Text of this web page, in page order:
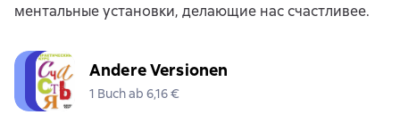
ментальные установки, делающие нас счастливее.
Andere Versionen
1 Buch ab 6,16 €